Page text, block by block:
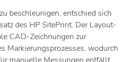
beschleunigen, entschied sich
des HP SitePrint. Der Layout-
CAD-Zeichnungen zur
Markierungsprozesses, wodurch